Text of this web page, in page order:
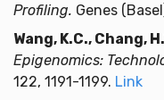
Profiling. Genes
Wang, K.C., Chang,
Epigenomics:
122, 1191-1199. Link